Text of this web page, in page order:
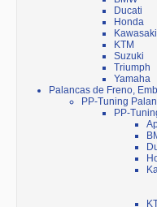
Ducati
Honda
Kawasaki
KTM
Suzuki
Triumph
Yamaha
Palancas de Freno,
PP-Tuning
PP-